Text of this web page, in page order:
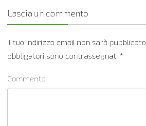
Lascia un commento
Il tuo indirizzo email non sarà pubblicato.
obbligatori sono contrassegnati *
Commento